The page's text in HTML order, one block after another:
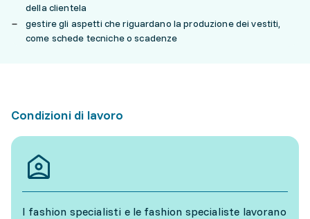
della clientela
gestire gli aspetti che riguardano la produzione dei vestiti,
come schede tecniche o scadenze
Condizioni di lavoro
I fashion specialisti e le fashion specialiste lavorano